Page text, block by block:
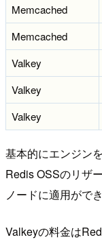
Memcached
Memcached
Valkey
Valkey
Valkey
基本的にエンジン
Redis OSSのリザ
ノードに適用ができ
Valkeyの料金は